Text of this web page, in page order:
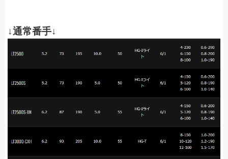
↓通常番手↓